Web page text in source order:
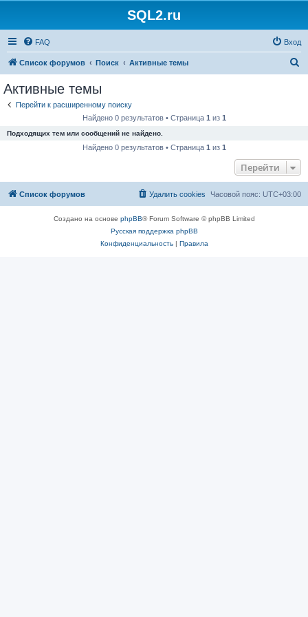
SQL2.ru
FAQ Вход
Список форумов Поиск Активные темы
Активные темы
Перейти к расширенному поиску
Найдено 0 результатов • Страница 1 из 1
Подходящих тем или сообщений не найдено.
Найдено 0 результатов • Страница 1 из 1
Перейти
Список форумов Часовой пояс: UTC+03:00
Удалить cookies
Создано на основе phpBB® Forum Software © phpBB Limited
Русская поддержка phpBB
Конфиденциальность| Правила